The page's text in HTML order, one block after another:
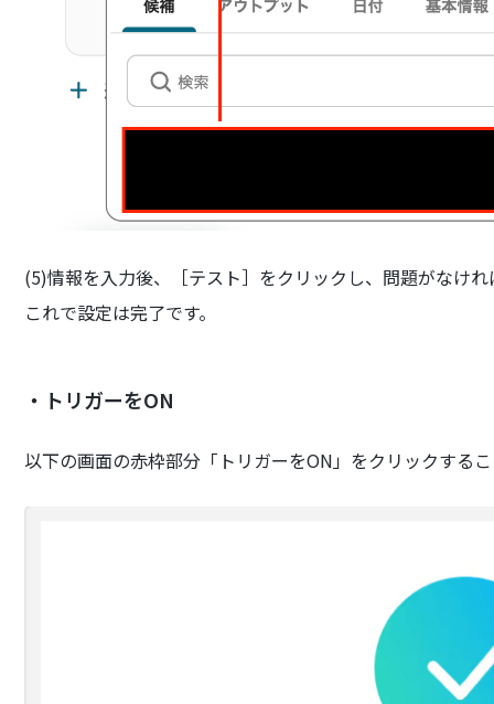
(5)情報を入力後、［テスト］をクリックし、問題がなけ
これで設定は完了です。
・トリガーをON
以下の画面の赤枠部分「トリガーをON」をクリックする